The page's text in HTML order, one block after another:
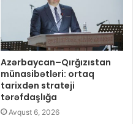
Azərbaycan–Qırğızıstan
münasibətləri: ortaq
tarixdən strateji
tərəfdaşlığa
Avqust 6, 2026